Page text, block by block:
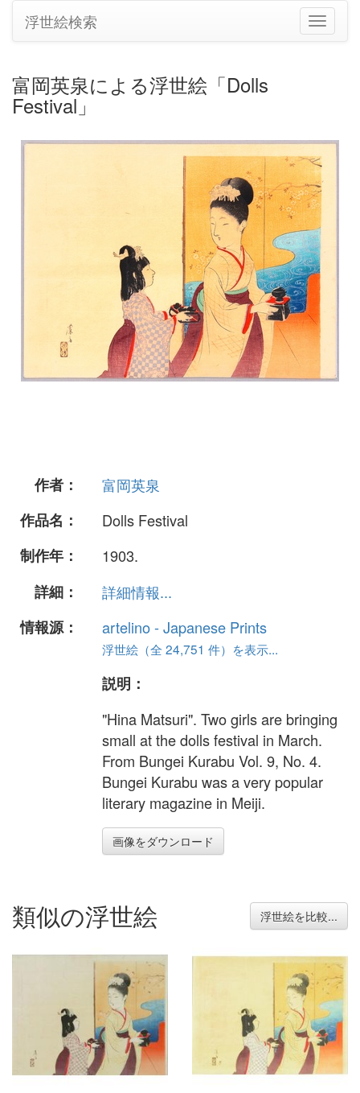
ナ
ビ
り
替
え
浮世絵検索
富岡英泉による浮世絵「Dolls
Festival」
作者：
富岡英泉
作品名：
Dolls Festival
制作年：
1903.
詳細：
詳細情報...
情報源：
artelino - Japanese Prints
浮世絵（全 24,751 件）を表示...
説明：
"Hina Matsuri". Two girls are bringing
small at the dolls festival in March.
From Bungei Kurabu Vol. 9, No. 4.
Bungei Kurabu was a very popular
literary magazine in Meiji.
画像をダウンロード
類似の浮世絵 浮世絵を比較...